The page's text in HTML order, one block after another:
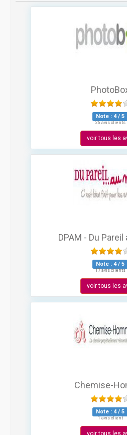
Note : 4/ 5
26 avis clients
voir tous les
DPAM - Du
Note : 4/ 5
17 avis clients
voir tous les
Chemise-
Note : 4/ 5
1 avis client
voir tous les